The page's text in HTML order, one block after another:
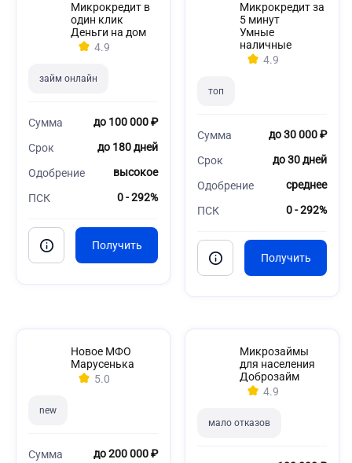
Микрокредит в
один клик
Деньги на дом
4.9
займ онлайн
Сумма до 100 000 ₽
Срок до 180 дней
Одобрение высокое
ПСК 0 - 292%
Микрокредит за
5 минут
Умные
наличные
4.9
топ
Сумма до 30 000 ₽
Срок до 30 дней
Одобрение среднее
ПСК 0 - 292%
Новое МФО
Марусенька
5.0
new
Сумма до 200 000 ₽
Микрозаймы
для населения
Доброзайм
4.9
мало отказов